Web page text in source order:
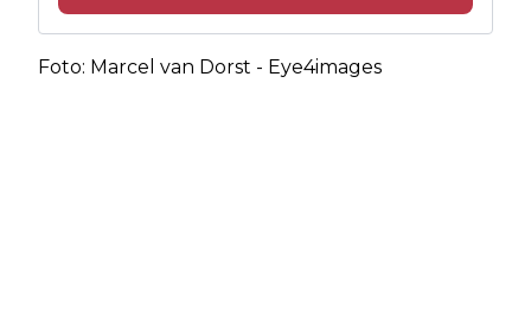
Foto: Marcel van Dorst - Eye4images